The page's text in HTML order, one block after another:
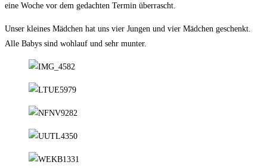
eine Woche vor dem gedachten Termin überrascht.
Unser kleines Mädchen hat uns vier Jungen und vier Mädchen geschenkt.
Alle Babys sind wohlauf und sehr munter.